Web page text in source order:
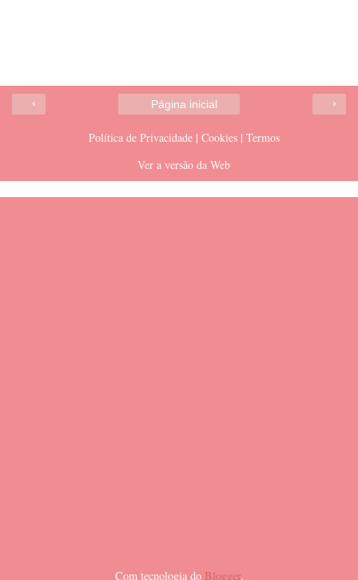
‹ ›
Página inicial
Política de Privacidade | Cookies | Termos
Ver a versão da Web
Com tecnologia do Blogger.